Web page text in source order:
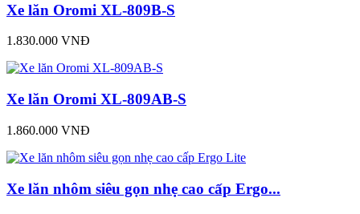
Xe lăn Oromi XL-809B-S
1.830.000 VNĐ
Xe lăn Oromi XL-809AB-S
1.860.000 VNĐ
Xe lăn nhôm siêu gọn nhẹ cao cấp Ergo...